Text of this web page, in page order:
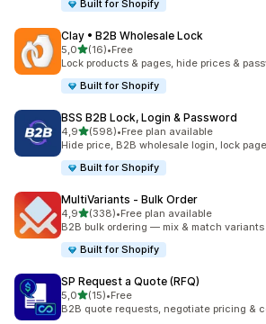
Built for Shopify
Clay • B2B Wholesale Lock
5,0z 5 hvězd
(16)
Celkový počet recenzí: 16
•Free
Lock products & pages, hide prices &
Built for Shopify
BSS B2B Lock, Login & Password
4,9z 5 hvězd
(598)
Celkový počet recenzí: 598
•Free plan available
Hide price, B2B wholesale login, lock
Built for Shopify
MultiVariants ‑ Bulk Order
4,9z 5 hvězd
(338)
Celkový počet recenzí: 338
•Free plan available
B2B bulk ordering — mix & match
Built for Shopify
SP Request a Quote (RFQ)
5,0z 5 hvězd
(15)
Celkový počet recenzí: 15
•Free
B2B quote requests, negotiate pricing &